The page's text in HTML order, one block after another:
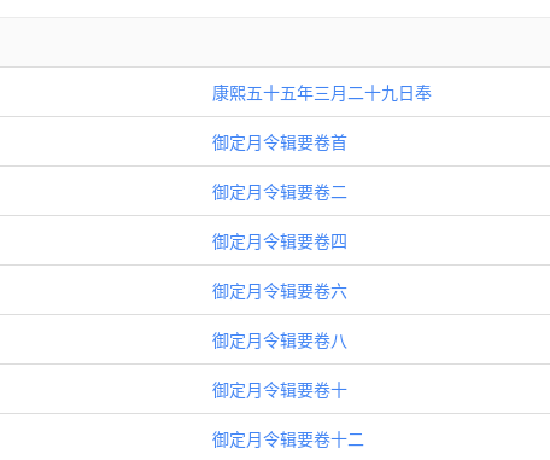
康熙五十五年三月二十九日奉
御定月令辑要卷首
御定月令辑要卷二
御定月令辑要卷四
御定月令辑要卷六
御定月令辑要卷八
御定月令辑要卷十
御定月令辑要卷十二